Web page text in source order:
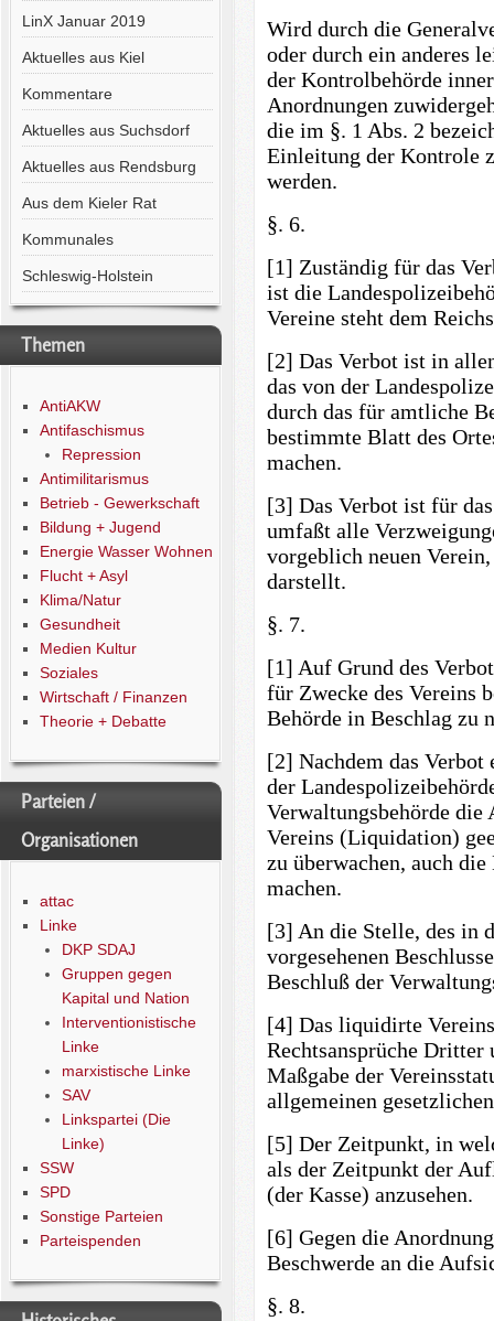
LinX Januar 2019
Aktuelles aus Kiel
Kommentare
Aktuelles aus Suchsdorf
Aktuelles aus Rendsburg
Aus dem Kieler Rat
Kommunales
Schleswig-Holstein
Themen
AntiAKW
Antifaschismus
Repression
Antimilitarismus
Betrieb - Gewerkschaft
Bildung + Jugend
Energie Wasser Wohnen
Flucht + Asyl
Klima/Natur
Gesundheit
Medien Kultur
Soziales
Wirtschaft / Finanzen
Theorie + Debatte
Parteien /
Organisationen
attac
Linke
DKP SDAJ
Gruppen gegen
Kapital und Nation
Interventionistische
Linke
marxistische Linke
SAV
Linkspartei (Die
Linke)
SSW
SPD
Sonstige Parteien
Parteispenden
Wird durch die
oder durch ein anderes
der Kontrolbehörde
Anordnungen
die im §. 1 Abs. 2
Einleitung der Kontrole
werden.
§. 6.
[1] Zuständig für das
ist die
Vereine steht dem
[2] Das Verbot ist in
das von der
durch das für amtliche
bestimmte Blatt des
machen.
[3] Das Verbot ist für
umfaßt alle
vorgeblich neuen
darstellt.
§. 7.
[1] Auf Grund des
für Zwecke des Vereins
Behörde in Beschlag zu
[2] Nachdem das
der
Verwaltungsbehörde die
Vereins (Liquidation)
zu überwachen, auch
machen.
[3] An die Stelle, des in
vorgesehenen
Beschluß der
[4] Das liquidirte
Rechtsansprüche Dritter
Maßgabe der
allgemeinen
[5] Der Zeitpunkt, in
als der Zeitpunkt der
(der Kasse) anzusehen.
[6] Gegen die
Beschwerde an die
§. 8.